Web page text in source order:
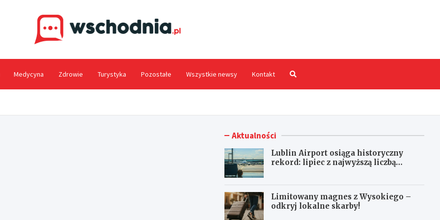
Medycyna Zdrowie Turystyka Pozostałe Wszystkie newsy Kontakt
Aktualności
Lublin Airport osiąga historyczny
rekord: lipiec z najwyższą liczbą
Limitowany magnes z Wysokiego –
odkryj lokalne skarby!